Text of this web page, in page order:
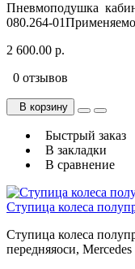
Пневмоподушка
080.264-
2 600.00 р.
0 отзывов
В корзину
Быстрый заказ
В закладки
В сравнение
Ступица колеса
Ступица колеса
передняяоси,